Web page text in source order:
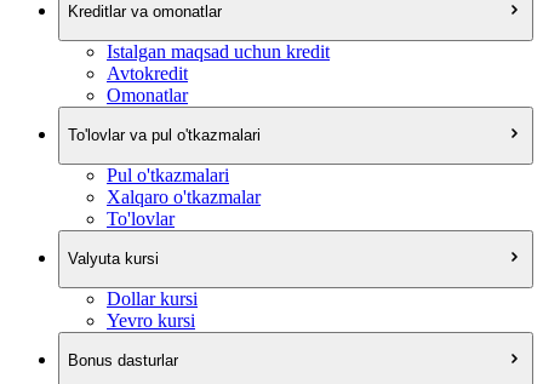
Kreditlar va omonatlar
Istalgan maqsad uchun kredit
Avtokredit
Omonatlar
To'lovlar va pul o'tkazmalari
Pul o'tkazmalari
Xalqaro o'tkazmalar
To'lovlar
Valyuta kursi
Dollar kursi
Yevro kursi
Bonus dasturlar